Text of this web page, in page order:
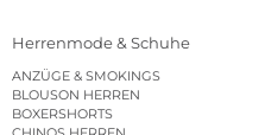
Herrenmode & Schuhe
ANZÜGE & SMOKINGS
BLOUSON HERREN
BOXERSHORTS